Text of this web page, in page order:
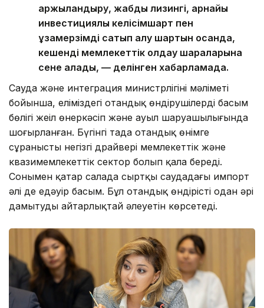
қаржыландыру, жабдық лизингі, арнайы
инвестициялық келісімшарт пен
ұзақмерзімді сатып алу шартын қосқанда,
кешенді мемлекеттік қолдау шараларына
сене алады, — делінген хабарламада.
Сауда және интеграция министрлігінің мәліметі
бойынша, еліміздегі отандық өндірушілердің басым
бөлігі жеңіл өнеркәсіп және ауыл шаруашылығында
шоғырланған. Бүгінгі таңда отандық өнімге
сұраныстың негізгі драйвері мемлекеттік және
квазимемлекеттік сектор болып қала береді.
Сонымен қатар салада сыртқы саудадағы импорт
әлі де едәуір басым. Бұл отандық өндірісті одан әрі
дамытудың айтарлықтай әлеуетін көрсетеді.